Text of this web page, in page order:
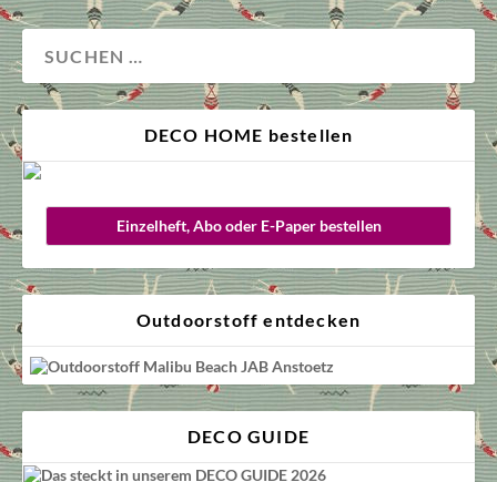
DECO HOME bestellen
Einzelheft, Abo oder E-Paper bestellen
Outdoorstoff entdecken
DECO GUIDE